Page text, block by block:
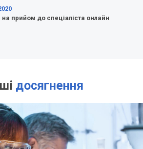
прийом до спеціаліста онлайн
досягнення